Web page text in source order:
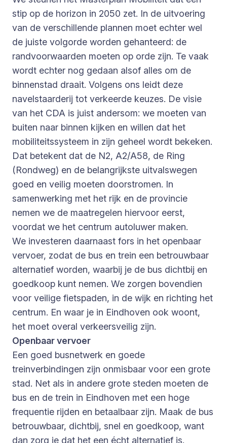
stip op de horizon in 2050 zet. In de uitvoering
van de verschillende plannen moet echter wel
de juiste volgorde worden gehanteerd: de
randvoorwaarden moeten op orde zijn. Te vaak
wordt echter nog gedaan alsof alles om de
binnenstad draait. Volgens ons leidt deze
navelstaarderij tot verkeerde keuzes. De visie
van het CDA is juist andersom: we moeten van
buiten naar binnen kijken en willen dat het
mobiliteitssysteem in zijn geheel wordt bekeken.
Dat betekent dat de N2, A2/A58, de Ring
(Rondweg) en de belangrijkste uitvalswegen
goed en veilig moeten doorstromen. In
samenwerking met het rijk en de provincie
nemen we de maatregelen hiervoor eerst,
voordat we het centrum autoluwer maken.
We investeren daarnaast fors in het openbaar
vervoer, zodat de bus en trein een betrouwbaar
alternatief worden, waarbij je de bus dichtbij en
goedkoop kunt nemen. We zorgen bovendien
voor veilige fietspaden, in de wijk en richting het
centrum. En waar je in Eindhoven ook woont,
het moet overal verkeersveilig zijn.
Openbaar vervoer
Een goed busnetwerk en goede
treinverbindingen zijn onmisbaar voor een grote
stad. Net als in andere grote steden moeten de
bus en de trein in Eindhoven met een hoge
frequentie rijden en betaalbaar zijn. Maak de bus
betrouwbaar, dichtbij, snel en goedkoop, want
dan zorg je dat het een écht alternatief is.